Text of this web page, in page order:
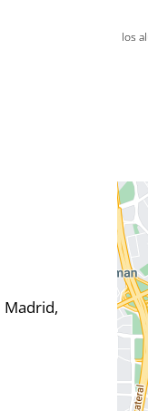
los
Madrid,